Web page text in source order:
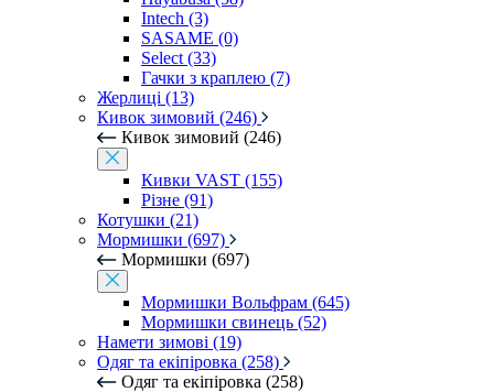
Intech (3)
SASAME (0)
Select (33)
Гачки з краплею (7)
Жерлиці (13)
Кивок зимовий (246)
Кивок зимовий (246)
Кивки VAST (155)
Різне (91)
Котушки (21)
Мормишки (697)
Мормишки (697)
Мормишки Вольфрам (645)
Мормишки свинець (52)
Намети зимові (19)
Одяг та екіпіровка (258)
Одяг та екіпіровка (258)